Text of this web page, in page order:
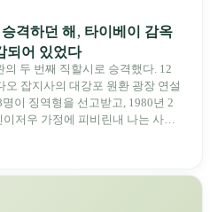
격하던 해, 타이베이 감옥
되어 있었다
두 번째 직할시로 승격했다. 12
오 잡지사의 대강포 원환 광장 연설
이 징역형을 선고받고, 1980년 2
저우 가정에 피비린내 나는 사건
행정적 영예를 안았지만 전후 타